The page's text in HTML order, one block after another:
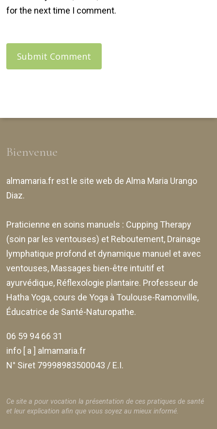
for the next time I comment.
Bienvenue
almamaria.fr est le site web deAlma Maria Urango
Diaz.
Praticienne en soins manuels : Cupping Therapy
(soin par les ventouses) et Reboutement, Drainage
lymphatique profond et dynamique manuel et avec
ventouses, Massages bien-être intuitif et
ayurvédique, Réflexologie plantaire. Professeur de
Hatha Yoga, cours de Yoga à Toulouse-Ramonville,
Éducatrice de Santé-Naturopathe.
06 59 94 66 31
info [ a ] almamaria.fr
N° Siret 79998983500043 / E.I.
Ce site a pour vocation la présentation de ces pratiques de santé
et leur explication afin que vous soyez au mieux informé.